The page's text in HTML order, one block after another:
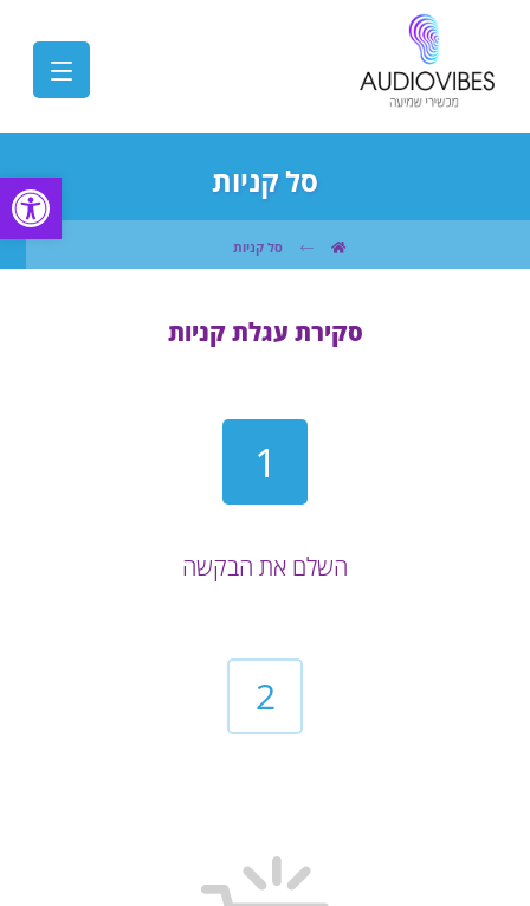
סל קניות
סל קניות
סקירת עגלת קניות
1
השלם את הבקשה
2